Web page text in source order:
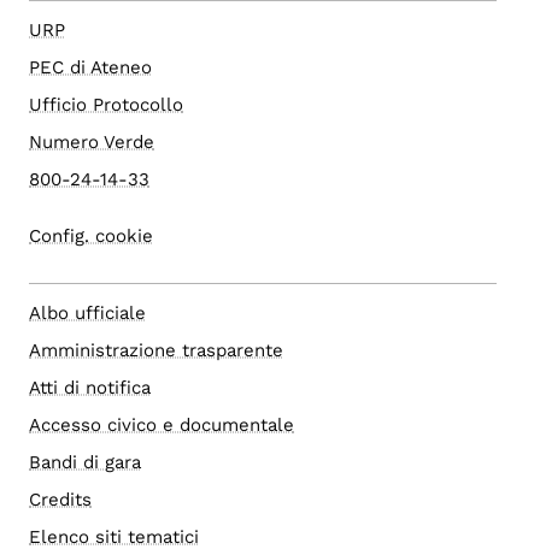
URP
PEC di Ateneo
Ufficio Protocollo
Numero Verde
800-24-14-33
Config. cookie
Albo ufficiale
Amministrazione trasparente
Atti di notifica
Accesso civico e documentale
Bandi di gara
Credits
Elenco siti tematici